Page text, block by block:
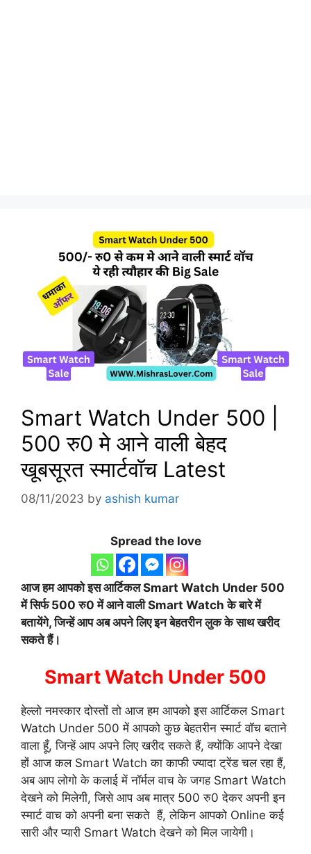
Smart Watch Under 500 |
500 रु0 मे आने वाली बेहद
खूबसूरत स्मार्टवॉच Latest
08/11/2023 by ashish kumar
Spread the love
आज हम आपको इस आर्टिकलSmart Watch Under 500
में सिर्फ 500 रु0 में आने वाली Smart Watch के बारे में
बतायेंगे, जिन्हें आप अब अपने लिए इन बेहतरीन लुक के साथ खरीद
सकते हैं।
Smart Watch Under 500
हेल्लो नमस्कार दोस्तों तो आज हम आपको इस आर्टिकल Smart
Watch Under 500 में आपको कुछ बेहतरीन स्मार्ट वॉच बताने
वाला हूँ, जिन्हें आप अपने लिए खरीद सकते हैं, क्योंकि आपने देखा
हों आज कल Smart Watch का काफी ज्यादा ट्रेंड चल रहा हैं,
अब आप लोगो के कलाई में नॉर्मल वाच के जगह Smart Watch
देखने को मिलेगी, जिसे आप अब मात्र 500 रु0 देकर अपनी इन
स्मार्ट वाच को अपनी बना सकते हैं, लेकिन आपको Online कई
सारी और प्यारी Smart Watch देखने को मिल जायेगी।